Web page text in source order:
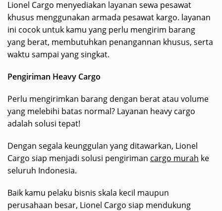
Lionel Cargo menyediakan layanan sewa pesawat
khusus menggunakan armada pesawat kargo. layanan
ini cocok untuk kamu yang perlu mengirim barang
yang berat, membutuhkan penangannan khusus, serta
waktu sampai yang singkat.
Pengiriman Heavy Cargo
Perlu mengirimkan barang dengan berat atau volume
yang melebihi batas normal? Layanan heavy cargo
adalah solusi tepat!
Dengan segala keunggulan yang ditawarkan, Lionel
Cargo siap menjadi solusi pengiriman cargo murah ke
seluruh Indonesia.
Baik kamu pelaku bisnis skala kecil maupun
perusahaan besar, Lionel Cargo siap mendukung